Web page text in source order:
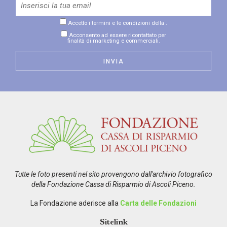
Accetto i termini e le condizioni della
Acconsento ad essere ricontattato per
finalità di marketing e commerciali.
Tutte le foto presenti nel sito provengono dall'archivio fotografico
della Fondazione Cassa di Risparmio di Ascoli Piceno.
La Fondazione aderisce alla Carta delle Fondazioni
Sitelink